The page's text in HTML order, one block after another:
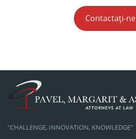
Contactați-ne
"CHALLENGE, INNOVATION, KNOWLEDGE"